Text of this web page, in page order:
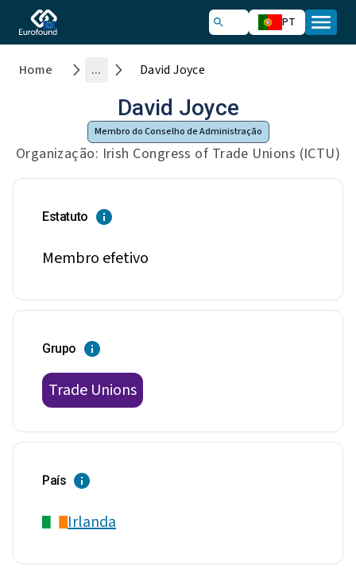
PT
Home ... David Joyce
Membro do Conselho de Administração
David Joyce
Organização: Irish Congress of Trade Unions (ICTU)
Estatuto
Membro efetivo
Grupo
Trade Unions
País
Irlanda